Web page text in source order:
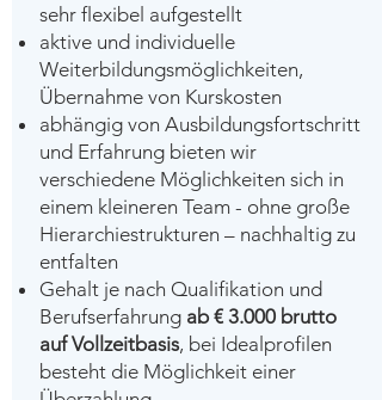
sehr flexibel aufgestellt
aktive und individuelle
Weiterbildungsmöglichkeiten,
Übernahme von Kurskosten
abhängig von Ausbildungsfortschritt
und Erfahrung bieten wir
verschiedene Möglichkeiten sich in
einem kleineren Team - ohne große
Hierarchiestrukturen – nachhaltig zu
entfalten
Gehalt je nach Qualifikation und
Berufserfahrung ab € 3.000 brutto
auf Vollzeitbasis, bei Idealprofilen
besteht die Möglichkeit einer